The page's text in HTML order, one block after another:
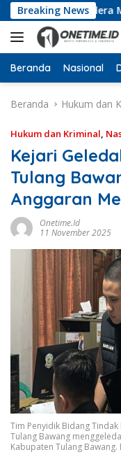
Langsung
ke
konten
Breaking News
Ribu Bendera
Beranda Nasional
Beranda Hukum dan
Hukum dan Kriminal,
Kejari
Tulang
Anggaran
Onetime.id
11 November 2025
Tim Penyidik Bidang
Tulang Bawang
Kabupaten Tulang